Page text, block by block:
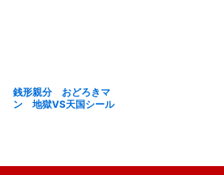
銭形親分 おどろきマ
ン 地獄VS天国シール